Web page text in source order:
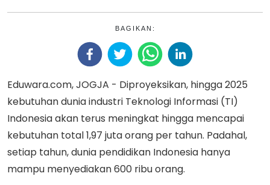
BAGIKAN:
Eduwara.com, JOGJA - Diproyeksikan, hingga 2025
kebutuhan dunia industri Teknologi Informasi (TI)
Indonesia akan terus meningkat hingga mencapai
kebutuhan total 1,97 juta orang per tahun. Padahal,
setiap tahun, dunia pendidikan Indonesia hanya
mampu menyediakan 600 ribu orang.